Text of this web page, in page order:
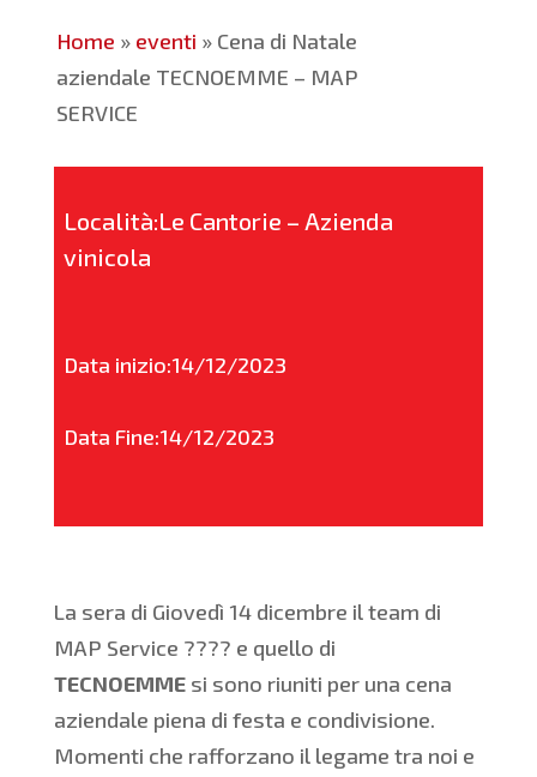
Home » eventi » Cena di Natale
aziendale TECNOEMME – MAP
SERVICE
Località:Le Cantorie – Azienda
vinicola
Data inizio:14/12/2023
Data Fine:14/12/2023
La sera di Giovedì 14 dicembre il team di
MAP Service ???? e quello di
TECNOEMMEsi sono riuniti per una cena
aziendale piena di festa e condivisione.
Momenti che rafforzano il legame tra noi e